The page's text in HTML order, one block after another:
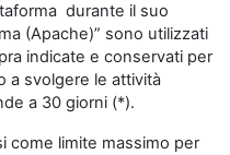
durante il suo
(Apache)” sono utilizzati
indicate e conservati per
a svolgere le attività
a 30 giorni (*).
come limite massimo per